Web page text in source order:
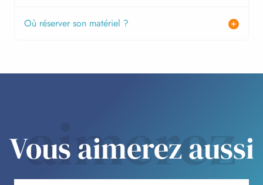
Où réserver son matériel ?
aimerez
Vous aimerez aussi